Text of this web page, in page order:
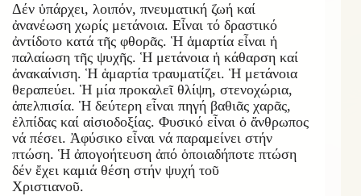
Δέν ὑπάρχει, λοιπόν, πνευματική ζωή καί
ἀνανέωση χωρίς μετάνοια. Εἶναι τό δραστικό
ἀντίδοτο κατά τῆς φθορᾶς. Ἡ ἁμαρτία εἶναι ἡ
παλαίωση τῆς ψυχῆς. Ἡ μετάνοια ἡ κάθαρση καί
ἀνακαίνιση. Ἡ ἁμαρτία τραυματίζει. Ἡ μετάνοια
θεραπεύει. Ἡ μία προκαλεῖ θλίψη, στενοχώρια,
ἀπελπισία. Ἡ δεύτερη εἶναι πηγή βαθιᾶς χαρᾶς,
ἐλπίδας καί αἰσιοδοξίας. Φυσικό εἶναι ὁ ἄνθρωπος
νά πέσει. Ἀφύσικο εἶναι νά παραμείνει στήν
πτώση. Ἡ ἀπογοήτευση ἀπό ὁποιαδήποτε πτώση
δέν ἔχει καμιά θέση στήν ψυχή τοῦ
Χριστιανοῦ.